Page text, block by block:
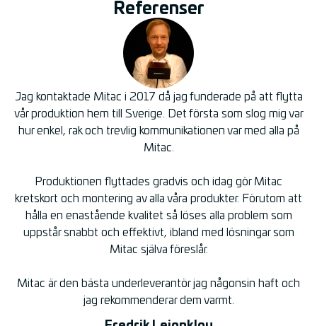
Referenser
Jag kontaktade Mitac i 2017 då jag funderade på att flytta
vår produktion hem till Sverige. Det första som slog mig var
hur enkel, rak och trevlig kommunikationen var med alla på
Mitac.
Produktionen flyttades gradvis och idag gör Mitac
kretskort och montering av alla våra produkter. Förutom att
hålla en enastående kvalitet så löses alla problem som
uppstår snabbt och effektivt, ibland med lösningar som
Mitac själva föreslår.
Mitac är den bästa underleverantör jag någonsin haft och
jag rekommenderar dem varmt.